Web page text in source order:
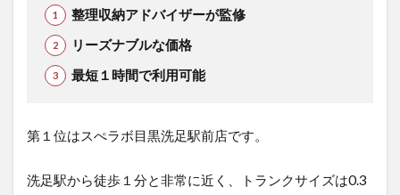
整理収納アドバイザーが監修
リーズナブルな価格
最短１時間で利用可能
第１位はスぺラボ目黒洗足駅前店です。
洗足駅から徒歩１分と非常に近く、トランクサイズは0.3